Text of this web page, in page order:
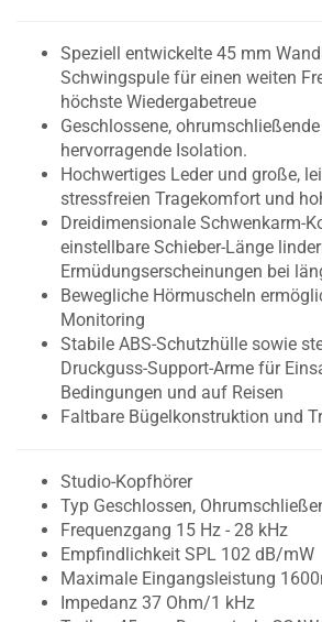
Speziell entwickelte 45 mm
Schwingspule für einen weiten
höchste Wiedergabetreue
Geschlossene,
hervorragende Isolation.
Hochwertiges Leder und große,
stressfreien Tragekomfort und
Dreidimensionale Schwenkarm-
einstellbare Schieber-Länge
Ermüdungserscheinungen bei
Bewegliche Hörmuscheln
Monitoring
Stabile ABS-Schutzhülle sowie
Druckguss-Support-Arme für
Bedingungen und auf Reisen
Faltbare Bügelkonstruktion und
Studio-Kopfhörer
Typ Geschlossen,
Frequenzgang 15 Hz - 28 kHz
Empfindlichkeit SPL 102 dB/mW
Maximale Eingangsleistung
Impedanz 37 Ohm/1 kHz